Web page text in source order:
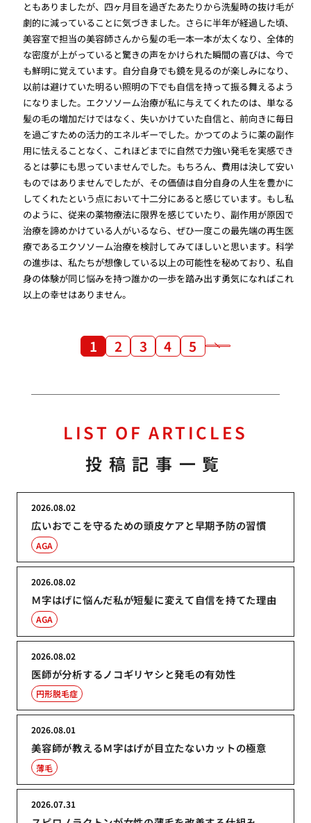
ともありましたが、四ヶ月目を過ぎたあたりから洗髪時の抜け毛が
劇的に減っていることに気づきました。さらに半年が経過した頃、
美容室で担当の美容師さんから髪の毛一本一本が太くなり、全体的
な密度が上がっていると驚きの声をかけられた瞬間の喜びは、今で
も鮮明に覚えています。自分自身でも鏡を見るのが楽しみになり、
以前は避けていた明るい照明の下でも自信を持って振る舞えるよう
になりました。エクソソーム治療が私に与えてくれたのは、単なる
髪の毛の増加だけではなく、失いかけていた自信と、前向きに毎日
を過ごすための活力的エネルギーでした。かつてのように薬の副作
用に怯えることなく、これほどまでに自然で力強い発毛を実感でき
るとは夢にも思っていませんでした。もちろん、費用は決して安い
ものではありませんでしたが、その価値は自分自身の人生を豊かに
してくれたという点において十二分にあると感じています。もし私
のように、従来の薬物療法に限界を感じていたり、副作用が原因で
治療を諦めかけている人がいるなら、ぜひ一度この最先端の再生医
療であるエクソソーム治療を検討してみてほしいと思います。科学
の進歩は、私たちが想像している以上の可能性を秘めており、私自
身の体験が同じ悩みを持つ誰かの一歩を踏み出す勇気になればこれ
以上の幸せはありません。
1 2 3 4 5
LIST OF ARTICLES
投稿記事一覧
広いおでこを守るための頭皮ケアと早期予防の習慣
2026.08.02
AGA
Ｍ字はげに悩んだ私が短髪に変えて自信を持てた理由
2026.08.02
AGA
医師が分析するノコギリヤシと発毛の有効性
2026.08.02
円形脱毛症
美容師が教えるＭ字はげが目立たないカットの極意
2026.08.01
薄毛
2026.07.31